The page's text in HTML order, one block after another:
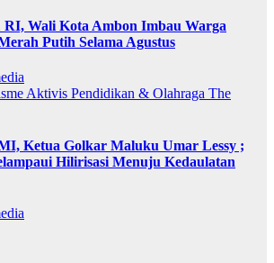
RI, Wali Kota Ambon Imbau Warga
Putih Selama Agustus
Aktivis Pendidikan & Olahraga The
Ketua Golkar Maluku Umar Lessy ;
Hilirisasi Menuju Kedaulatan